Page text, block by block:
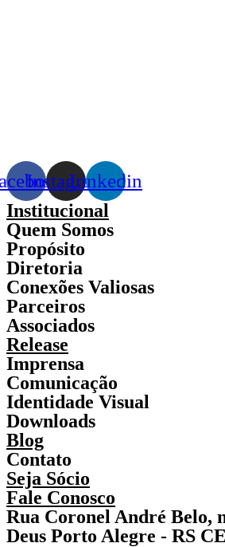
InstagramLinkedin
Institucional
Quem Somos
Propósito
Diretoria
Conexões Valiosas
Parceiros
Associados
Release
Imprensa
Comunicação
Identidade Visual
Downloads
Blog
Contato
Seja Sócio
Fale Conosco
Rua Coronel André Belo,
Deus Porto Alegre - RS